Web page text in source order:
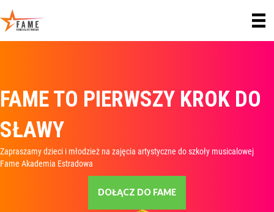
FAME TO PIERWSZY KROK DO
SŁAWY
Zapraszamy dzieci i młodzież na zajęcia artystyczne do szkoły musicalowej
Fame Akademia Estradowa
DOŁĄCZ DO FAME